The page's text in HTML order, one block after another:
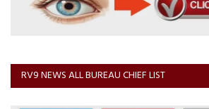
RV9 NEWS ALL BUREAU CHIEF LIST